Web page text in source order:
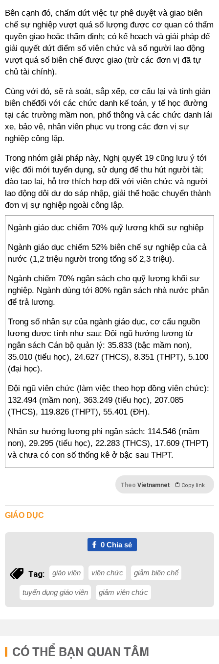
Bên cạnh đó, chấm dứt việc tự phê duyệt và giao biên
chế sự nghiệp vượt quá số lượng được cơ quan có thẩm
quyền giao hoặc thẩm định; có kế hoạch và giải pháp để
giải quyết dứt điểm số viên chức và số người lao động
vượt quá số biên chế được giao (trừ các đơn vị đã tự
chủ tài chính).
Cùng với đó, sẽ rà soát, sắp xếp, cơ cấu lại và tinh giản
biên chếđối với các chức danh kế toán, y tế học đường
tại các trường mầm non, phổ thông và các chức danh lái
xe, bảo vệ, nhân viên phục vụ trong các đơn vị sự
nghiệp công lập.
Trong nhóm giải pháp này, Nghị quyết 19 cũng lưu ý tới
việc đổi mới tuyển dụng, sử dụng để thu hút người tài;
đào tạo lại, hỗ trợ thích hợp đối với viên chức và người
lao động dôi dư do sáp nhập, giải thể hoặc chuyển thành
đơn vị sự nghiệp ngoài công lập.
Ngành giáo dục chiếm 70% quỹ lương khối sự nghiệp
Ngành giáo dục chiếm 52% biên chế sự nghiệp của cả
nước (1,2 triệu người trong tổng số 2,3 triệu).
Ngành chiếm 70% ngân sách cho quỹ lương khối sự
nghiệp. Ngành dùng tới 80% ngân sách nhà nước phân
để trả lương.
Trong số nhân sự của ngành giáo dục, cơ cấu nguồn
lương được tính như sau: Đội ngũ hưởng lương từ
ngân sách Cán bộ quản lý: 35.833 (bậc mầm non),
35.010 (tiểu học), 24.627 (THCS), 8.351 (THPT), 5.100
(đại học).
Đội ngũ viên chức (làm việc theo hợp đồng viên chức):
132.494 (mầm non), 363.249 (tiểu học), 207.085
(THCS), 119.826 (THPT), 55.401 (ĐH).
Nhân sự hưởng lương phi ngân sách: 114.546 (mầm
non), 29.295 (tiểu học), 22.283 (THCS), 17.609 (THPT)
và chưa có con số thống kê ở bậc sau THPT.
Theo Vietnamnet Copy link
GIÁO DỤC
0Chia sẻ
Tag: giáo viên viên chức giảm biên chế
tuyển dụng giáo viên giảm viên chức
CÓ THỂ BẠN QUAN TÂM